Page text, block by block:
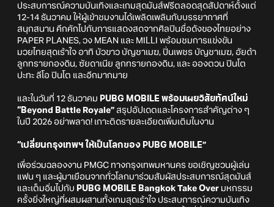
ประสบการณ์ความบันเทิงและเกมสุดมันส์ฟรีตลอดสุดสัปดาห์ตั้งแต่
12-14 ธันวาคม ให้ผู้เข้าชมงานได้เพลิดเพลินกับบรรยากาศที่
สนุกสนาน คึกคักไปกับการแสดงสดจากศิลปินชื่อดังของไทยอย่าง
PAPER PLANES, วง MEAN และ MILLI พร้อมชมการแข่งขัน
มวยไทยสุดเร้าใจ อาทิ บัวขาว บัญชาเมฆ, ปิ่นเพชร บัญชาเมฆ, อัยด้า
ลูกทรายกองดิน, ซัยดาเนีย ลูกทรายกองดิน, และ อองตวน ปินโต
ปะทะ ลีโอ ปินโต และอีกมากมาย
และในวันที่ 12 ธันวาคม PUBG MOBILE พร้อมเผยวิสัยทัศน์ใหม่
“Beyond Battle Royale” สรุปอัปเดตและโครงการสำคัญต่าง ๆ
ในปี 2026 อย่าพลาด! เกาะติดรายละเอียดเพิ่มเติมในงาน
“เปลี่ยนกรุงเทพฯ ให้เป็นโลกของ PUBG MOBILE”
เพื่อร่วมฉลองงาน PMGC ทางกรุงเทพมหานคร ขอเชิญชวนผู้เล่น
แฟน ๆ และผู้มาเยือนจากทั่วโลกมาร่วมสัมผัสประสบการณ์สุดมันส์
และเต็มอิ่มไปกับ PUBG MOBILE Bangkok Take Over มหกรรม
ครั้งยิ่งใหญ่ที่ผสมผสานทั้งเกมสุดเร้าใจ ประสบการณ์ความบันเทิง